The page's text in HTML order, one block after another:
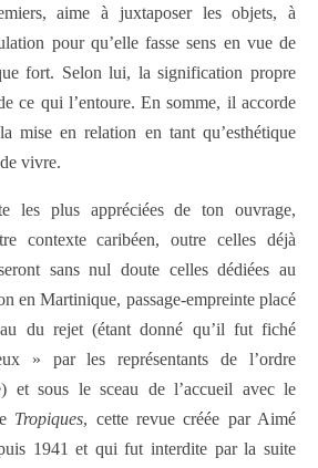
aime à juxtaposer les objets, à
pour qu’elle fasse sens en vue de
fort. Selon lui, la signification propre
ce qui l’entoure. En somme, il accorde
mise en relation en tant qu’esthétique
vivre.
les plus appréciées de ton ouvrage,
contexte caribéen, outre celles déjà
sans nul doute celles dédiées au
en Martinique, passage-empreinte placé
du rejet (étant donné qu’il fut fiché
» par les représentants de l’ordre
et sous le sceau de l’accueil avec le
Tropiques, cette revue créée par Aimé
1941 et qui fut interdite par la suite